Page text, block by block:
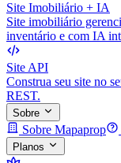
Site Imobiliário + IA
Site imobiliário
inventário e com IA
Site API
Construa seu site no
REST.
Sobre
Sobre Mapaprop
Planos